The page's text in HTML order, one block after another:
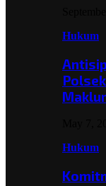
Hukum
Hukum